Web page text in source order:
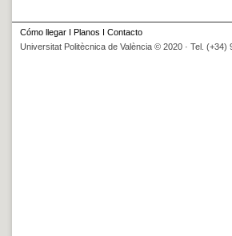
Cómo llegar I Planos I Contacto
Universitat Politècnica de València © 2020 · Tel. (+34)